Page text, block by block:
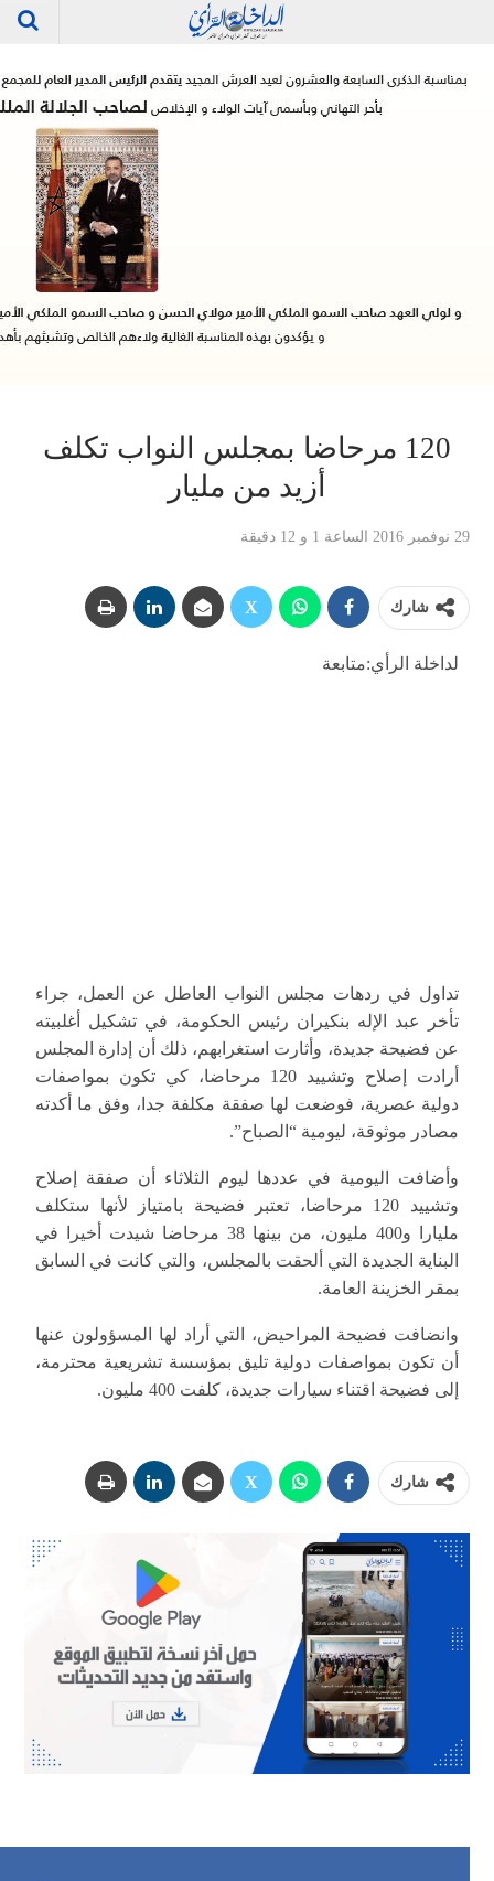
120 مرحاضا بمجلس النواب تكلف
أزيد من مليار
29 نوفمبر 2016 الساعة 1 و 12 دقيقة
شارك
لداخلة الرأي:متابعة
تداول في ردهات مجلس النواب العاطل عن العمل، جراء
تأخر عبد الإله بنكيران رئيس الحكومة، في تشكيل أغلبيته
عن فضيحة جديدة، وأثارت استغرابهم، ذلك أن إدارة المجلس
أرادت إصلاح وتشييد 120 مرحاضا، كي تكون بمواصفات
دولية عصرية، فوضعت لها صفقة مكلفة جدا، وفق ما أكدته
مصادر موثوقة، ليومية “الصباح”.
وأضافت اليومية في عددها ليوم الثلاثاء أن صفقة إصلاح
وتشييد 120 مرحاضا، تعتبر فضيحة بامتياز لأنها ستكلف
مليارا و400 مليون، من بينها 38 مرحاضا شيدت أخيرا في
البناية الجديدة التي ألحقت بالمجلس، والتي كانت في السابق
بمقر الخزينة العامة.
وانضافت فضيحة المراحيض، التي أراد لها المسؤولون عنها
أن تكون بمواصفات دولية تليق بمؤسسة تشريعية محترمة،
إلى فضيحة اقتناء سيارات جديدة، كلفت 400 مليون.
شارك